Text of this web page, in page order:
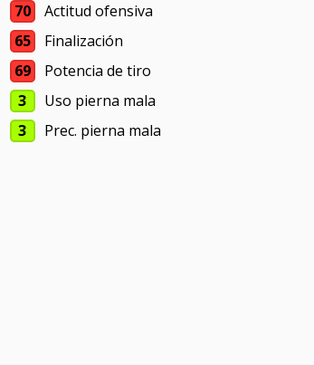
70
Actitud ofensiva
65
Finalización
69
Potencia de tiro
3
Uso pierna mala
3
Prec. pierna mala